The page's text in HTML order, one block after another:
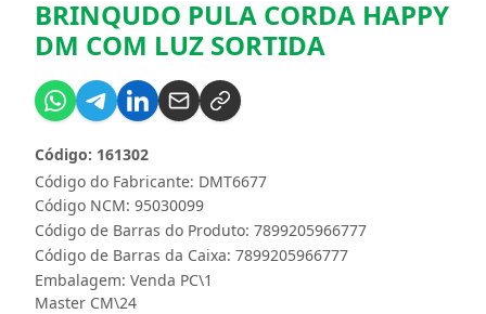
BRINQUDO PULA CORDA HAPPY
DM COM LUZ SORTIDA
Código do Fabricante: DMT6677
Código: 161302
Código NCM: 95030099
Código de Barras do Produto: 7899205966777
Código de Barras da Caixa: 7899205966777
Embalagem: Venda PC\1
Master CM\24